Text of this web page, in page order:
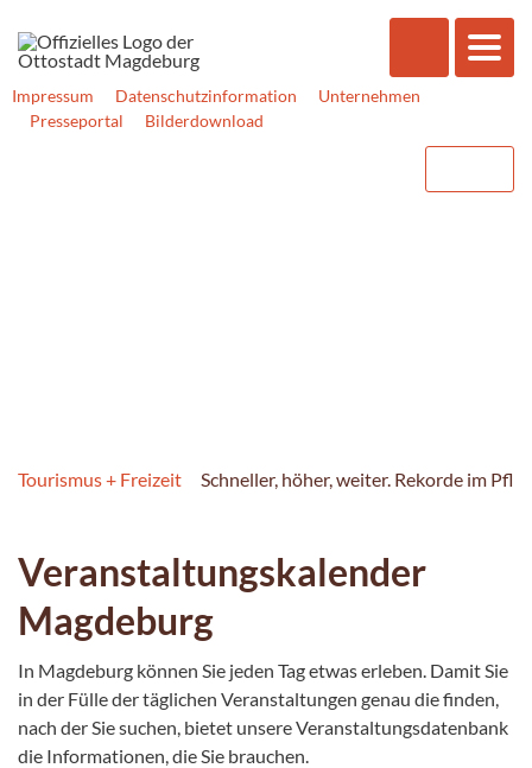
Impressum Datenschutzinformation
Unternehmen
Presseportal
Bilderdownload
Tourismus + Freizeit Schneller, höher, weiter. Rekorde im
Veranstaltungskalender
Magdeburg
In Magdeburg können Sie jeden Tag etwas erleben. Damit Sie
in der Fülle der täglichen Veranstaltungen genau die finden,
nach der Sie suchen, bietet unsere Veranstaltungsdatenbank
die Informationen, die Sie brauchen.